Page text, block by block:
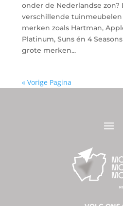
onder de Nederlandse zon?
verschillende tuinmeubelen
merken zoals Hartman,
Platinum, Suns én 4
grote merken...
« Vorige Pagina